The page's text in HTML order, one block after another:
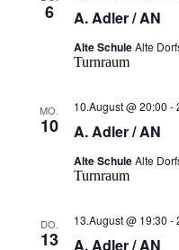
6 A. Adler / AN
Alte SchuleAlte
Turnraum
MO.
10 A. Adler / AN
10.August @ 20:00 -
Alte SchuleAlte
Turnraum
DO.
13 A. Adler / AN
13.August @ 19:30 -